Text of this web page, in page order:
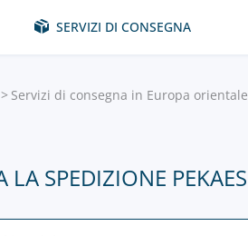
SERVIZI DI CONSEGNA
Servizi di consegna in Europa orientale
LA SPEDIZIONE PEKAES